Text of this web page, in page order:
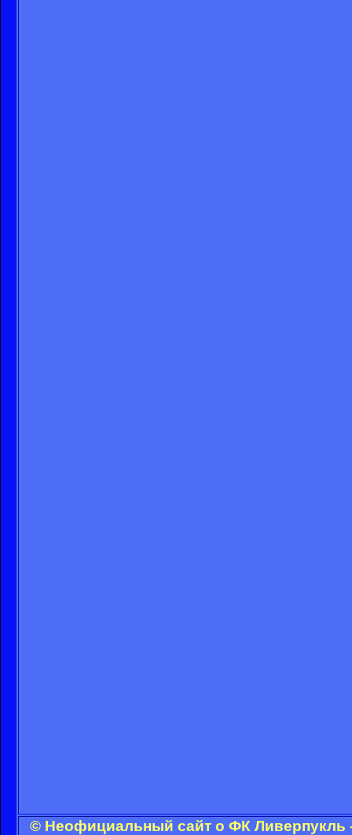
© Неофициальный сайт о ФК Ливерпукль